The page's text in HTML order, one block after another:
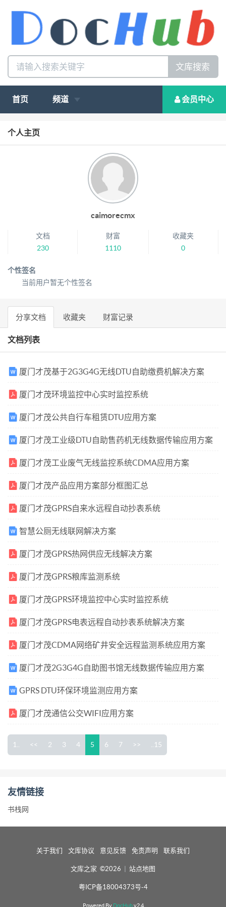
文库搜索
首页 频道 会员中心
个人主页
caimorecmx
文档
230
财富
1110
收藏夹
0
个性签名
当前用户暂无个性签名
分享文档 收藏夹 财富记录
文档列表
厦门才茂基于2G3G4G无线DTU自助缴费机解决方案
厦门才茂环境监控中心实时监控系统
厦门才茂公共自行车租赁DTU应用方案
厦门才茂工业级DTU自助售药机无线数据传输应用方案
厦门才茂工业废气无线监控系统CDMA应用方案
厦门才茂产品应用方案部分框图汇总
厦门才茂GPRS自来水远程自动抄表系统
智慧公厕无线联网解决方案
厦门才茂GPRS热网供应无线解决方案
厦门才茂GPRS粮库监测系统
厦门才茂GPRS环境监控中心实时监控系统
厦门才茂GPRS电表远程自动抄表系统解决方案
厦门才茂CDMA网络矿井安全远程监测系统应用方案
厦门才茂2G3G4G自助图书馆无线数据传输应用方案
GPRS DTU环保环境监测应用方案
厦门才茂通信公交WIFI应用方案
1.. << 2 3 4 5 6 7 >> ..15
友情链接
书栈网
关于我们 文库协议 意见反馈 免责声明 联系我们
文库之家 ©2026 | 站点地图
粤ICP备18004373号-4
Powered By DocHubv2.4